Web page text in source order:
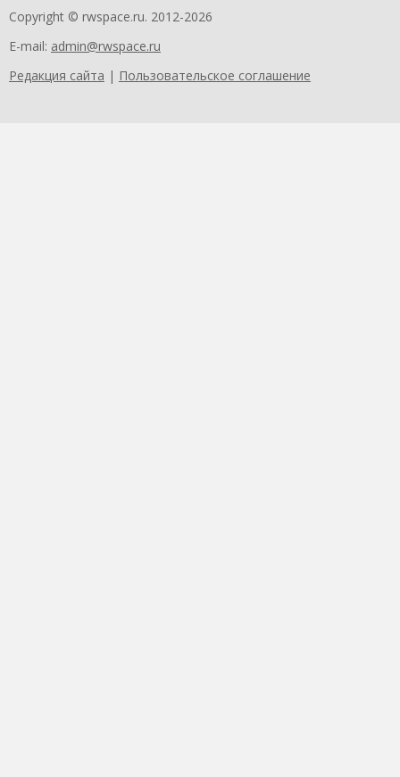
Copyright © rwspace.ru. 2012-2026
E-mail: admin@rwspace.ru
Редакция сайта | Пользовательское соглашение